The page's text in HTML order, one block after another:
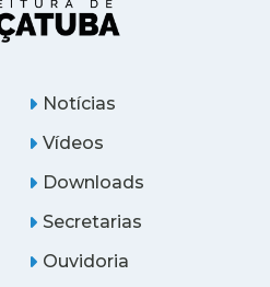
Notícias
Vídeos
Downloads
Secretarias
Ouvidoria